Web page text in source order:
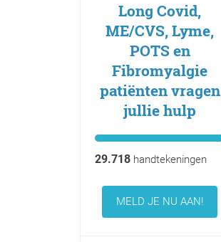
Long Covid,
ME/CVS, Lyme,
POTS en
Fibromyalgie
patiënten vragen
jullie hulp
29.718handtekeningen
MELD JE NU AAN!